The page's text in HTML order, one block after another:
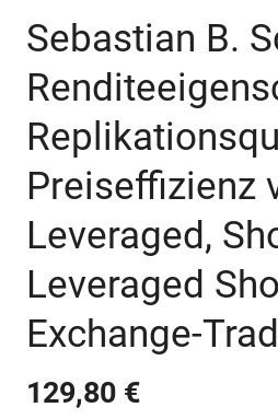
Sebastian B.
Preiseffizienz
Leveraged,
Leveraged
Exchange-
129,80 €